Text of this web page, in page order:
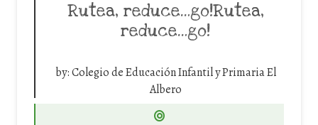
Rutea, reduce…go!Rutea,
reduce…go!
by:Colegio de Educación Infantil y Primaria El
Albero